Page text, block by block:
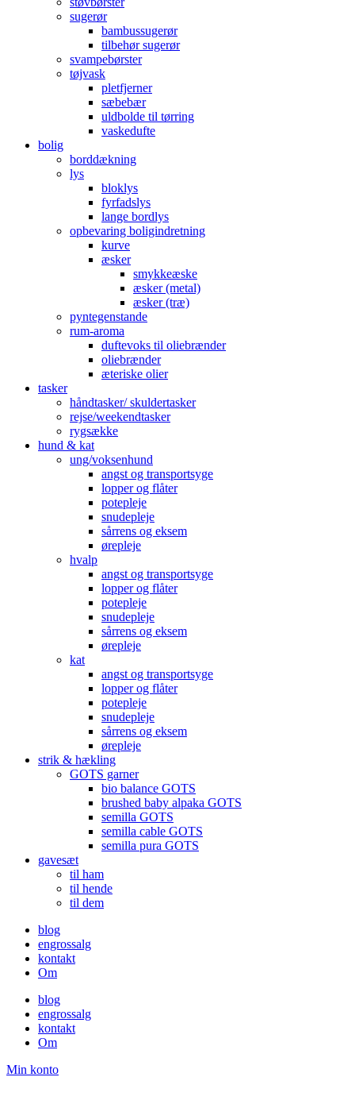
sugerør
bambussugerør
tilbehør sugerør
svampebørster
tøjvask
pletfjerner
sæbebær
uldbolde til tørring
vaskedufte
bolig
borddækning
lys
bloklys
fyrfadslys
lange bordlys
opbevaring boligindretning
kurve
æsker
smykkeæske
æsker (metal)
æsker (træ)
pyntegenstande
rum-aroma
duftevoks til oliebrænder
oliebrænder
æteriske olier
tasker
håndtasker/ skuldertasker
rejse/weekendtasker
rygsække
hund & kat
ung/voksenhund
angst og transportsyge
lopper og flåter
potepleje
snudepleje
sårrens og eksem
ørepleje
hvalp
angst og transportsyge
lopper og flåter
potepleje
snudepleje
sårrens og eksem
ørepleje
kat
angst og transportsyge
lopper og flåter
potepleje
snudepleje
sårrens og eksem
ørepleje
strik & hækling
GOTS garner
bio balance GOTS
brushed baby alpaka GOTS
semilla GOTS
semilla cable GOTS
semilla pura GOTS
gavesæt
til ham
til hende
til dem
blog
engrossalg
kontakt
Om
blog
engrossalg
kontakt
Om
Min konto